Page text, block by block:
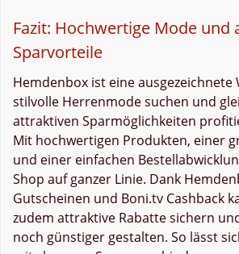
Fazit: Hochwertige Mode und
Sparvorteile
Hemdenbox ist eine ausgezeichnete
stilvolle Herrenmode suchen und
attraktiven Sparmöglichkeiten
Mit hochwertigen Produkten, einer
und einer einfachen
Shop auf ganzer Linie. Dank
Gutscheinen und Boni.tv Cashback
zudem attraktive Rabatte sichern
noch günstiger gestalten. So lässt